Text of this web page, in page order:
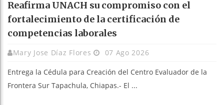
Reafirma UNACH su compromiso con el
fortalecimiento de la certificación de
competencias laborales
Mary Jose Díaz Flores 07 Ago 2026
Entrega la Cédula para Creación del Centro Evaluador de la
Frontera Sur Tapachula, Chiapas.- El ...